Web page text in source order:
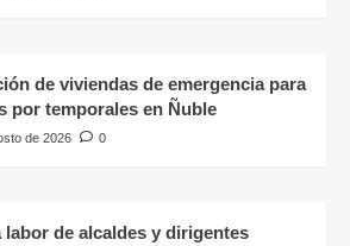
de viviendas de emergencia para
por temporales en Ñuble
de 2026 0
labor de alcaldes y dirigentes